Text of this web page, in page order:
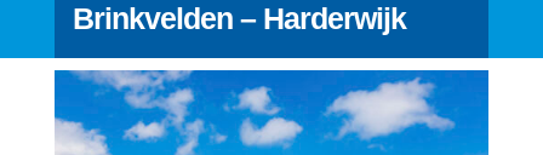
Brinkvelden – Harderwijk